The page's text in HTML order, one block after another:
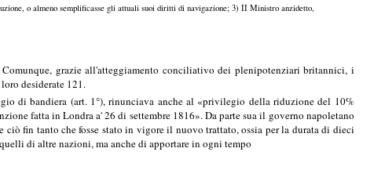
o almeno semplificasse gli attuali suoi diritti di navigazione; 3) II Ministro anzidetto,
grazie all'atteggiamento conciliativo dei plenipotenziari britannici, i
desiderate 121.
di bandiera (art. 1°), rinunciava anche al «privilegio della riduzione del 10%
fatta in Londra a' 26 di settembre 1816». Da parte sua il governo napoletano
fin tanto che fosse stato in vigore il nuovo trattato, ossia per la durata di dieci
di altre nazioni, ma anche di apportare in ogni tempo